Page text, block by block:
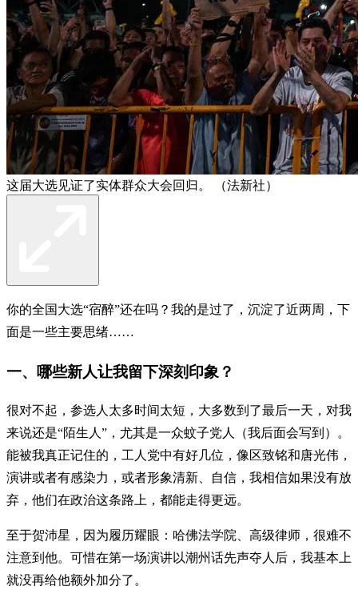
这届大选见证了实体群众大会回归。 （法新社）
你的全国大选“宿醉”还在吗？我的是过了，沉淀了近两周，下
面是一些主要思绪……
一、哪些新人让我留下深刻印象？
很对不起，参选人太多时间太短，大多数到了最后一天，对我
来说还是“陌生人”，尤其是一众蚊子党人（我后面会写到）。
能被我真正记住的，工人党中有好几位，像区致铭和唐光伟，
演讲或者有感染力，或者形象清新、自信，我相信如果没有放
弃，他们在政治这条路上，都能走得更远。
至于贺沛星，因为履历耀眼：哈佛法学院、高级律师，很难不
注意到他。可惜在第一场演讲以潮州话先声夺人后，我基本上
就没再给他额外加分了。